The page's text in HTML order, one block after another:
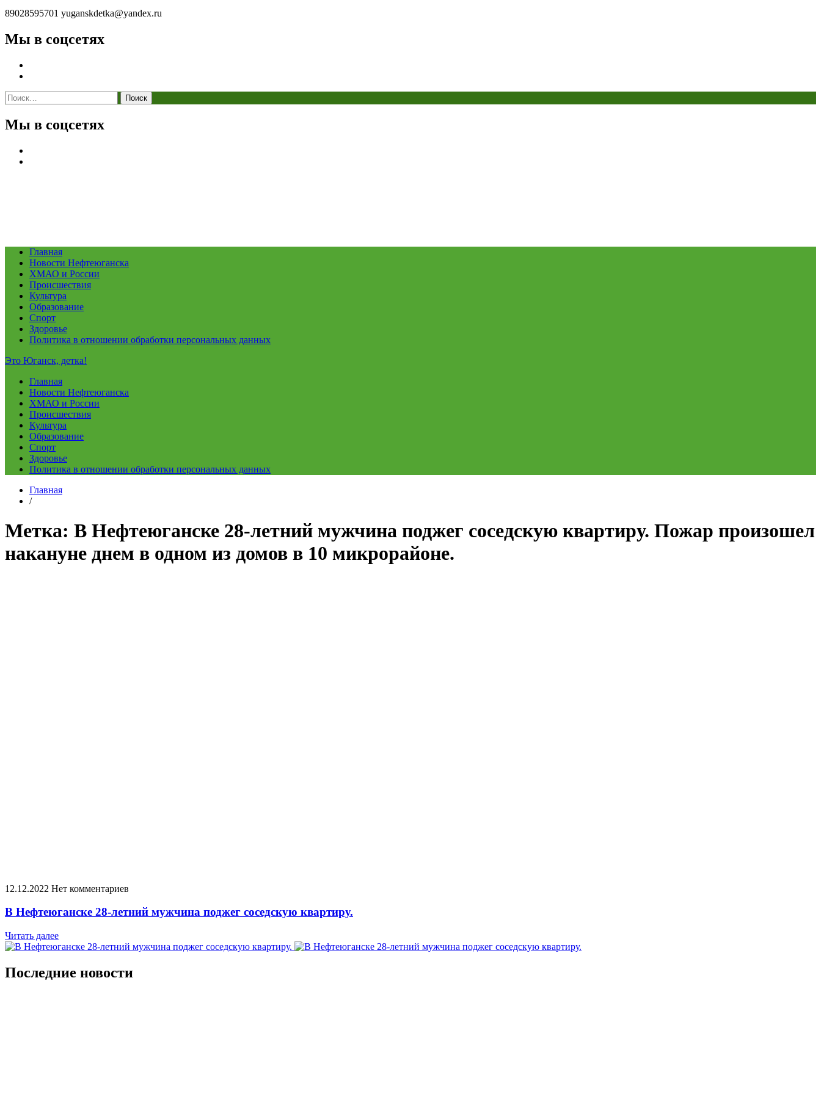
89028595701 yuganskdetka@yandex.ru
Мы в соцсетях
Найти:
Мы в соцсетях
Главная
Новости Нефтеюганска
ХМАО и России
Происшествия
Культура
Образование
Спорт
Здоровье
Политика в отношении обработки персональных данных
Это Юганск, детка!
Главная
Новости Нефтеюганска
ХМАО и России
Происшествия
Культура
Образование
Спорт
Здоровье
Политика в отношении обработки персональных данных
Главная
/
Метка: В Нефтеюганске 28-летний мужчина поджег соседскую квартиру. Пожар произошел
накануне днем в одном из домов в 10 микрорайоне.
12.12.2022 Нет комментариев
В Нефтеюганске 28-летний мужчина поджег соседскую квартиру.
Читать далее
Последние новости